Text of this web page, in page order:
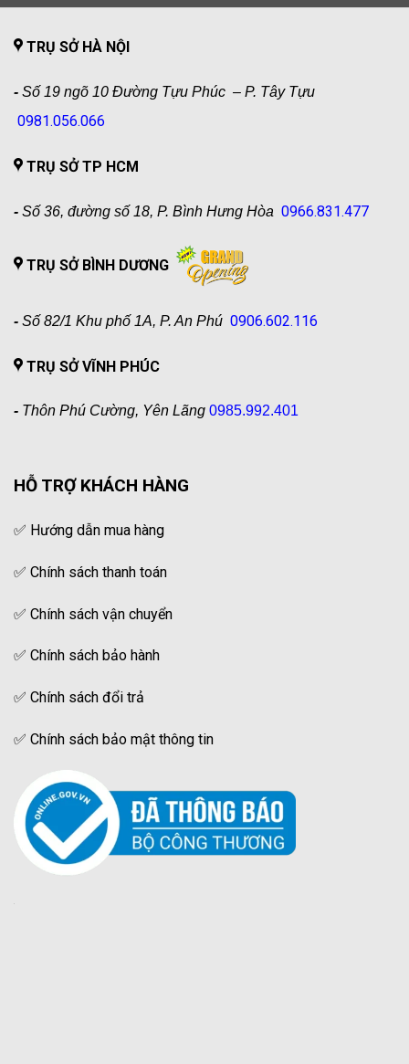
TRỤ SỞ HÀ NỘI
- Số 19 ngõ 10 Đường Tựu Phúc – P. Tây Tựu
0981.056.066
TRỤ SỞ TP HCM
- Số 36, đường số 18, P. Bình Hưng Hòa 0966.831.477
TRỤ SỞ BÌNH DƯƠNG
- Số 82/1 Khu phố 1A, P. An Phú 0906.602.116
TRỤ SỞ VĨNH PHÚC
- Thôn Phú Cường, Yên Lãng 0985.992.401
HỖ TRỢ KHÁCH HÀNG
✅ Hướng dẫn mua hàng
✅ Chính sách thanh toán
✅ Chính sách vận chuyển
✅ Chính sách bảo hành
✅ Chính sách đổi trả
✅ Chính sách bảo mật thông tin